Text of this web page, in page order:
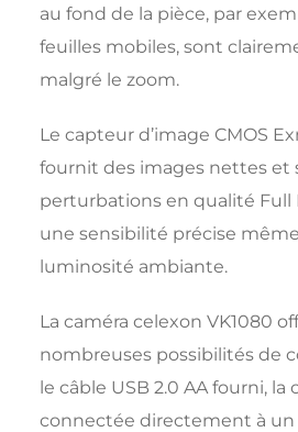
au fond de la pièce, par
feuilles mobiles, sont
malgré le zoom.
Le capteur d’image CMOS
fournit des images nettes et
perturbations en qualité Full
une sensibilité précise
luminosité ambiante.
La caméra celexon VK1080
nombreuses possibilités de
le câble USB 2.0 AA fourni,
connectée directement à un